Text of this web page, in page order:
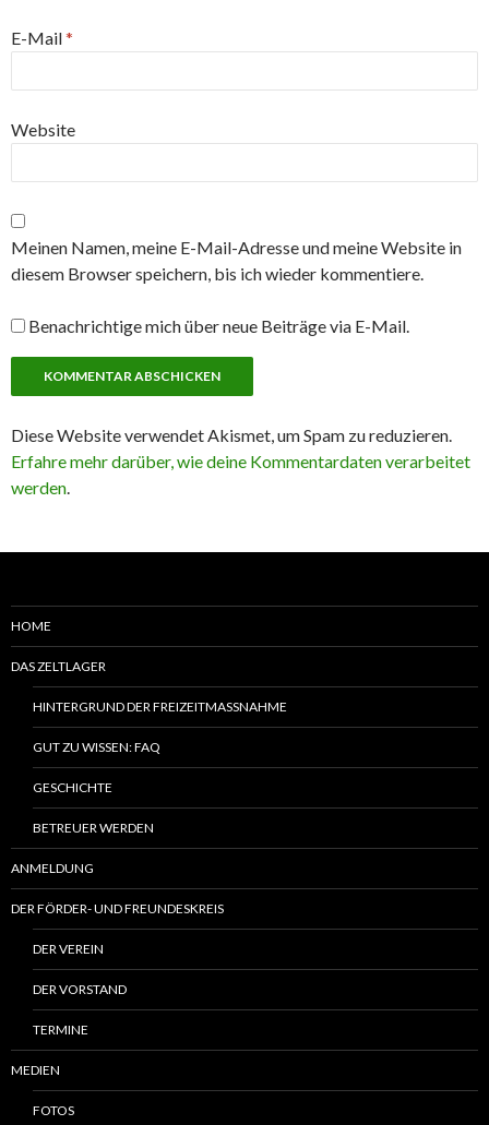
E-Mail*
Website
Meinen Namen, meine E-Mail-Adresse und meine Website in
diesem Browser speichern, bis ich wieder kommentiere.
Benachrichtige mich über neue Beiträge via E-Mail.
Diese Website verwendet Akismet, um Spam zu reduzieren.
Erfahre mehr darüber, wie deine Kommentardaten verarbeitet
werden
HOME
DAS ZELTLAGER
HINTERGRUND DER FREIZEITMASSNAHME
GUT ZU WISSEN: FAQ
GESCHICHTE
BETREUER WERDEN
ANMELDUNG
DER FÖRDER- UND FREUNDESKREIS
DER VEREIN
DER VORSTAND
TERMINE
MEDIEN
FOTOS